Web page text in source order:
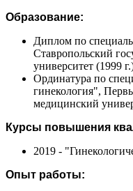
Образование:
Диплом по
Ставропольский
университет (1999
Ординатура по
гинекология",
медицинский
Курсы повышения
2019 -
Опыт работы: